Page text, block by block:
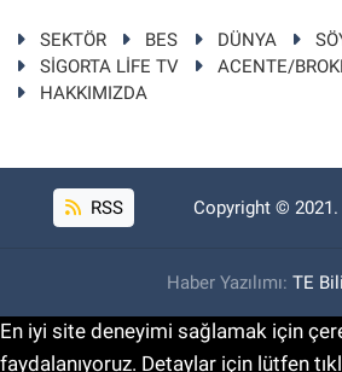
SEKTÖR BES DÜNYA
SİGORTA LİFE TV
ACENTE/
HAKKIMIZDA
RSS Copyright © 2021.
Haber Yazılımı: TE
En iyi site deneyimi sağlamak için
faydalanıyoruz. Detaylar için lütfen